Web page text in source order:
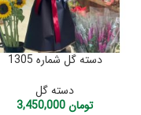
دسته گل شماره 1305
دسته گل
تومان